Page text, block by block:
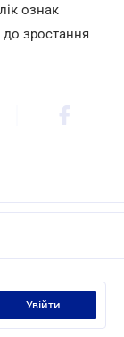
ознак
зростання
увійти